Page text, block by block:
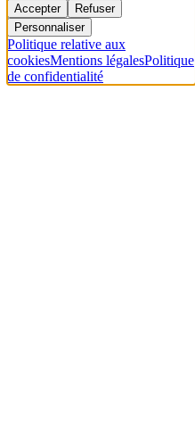
Accepter
Refuser
Personnaliser
Politique relative aux
cookiesMentions légalesPolitique
de confidentialité